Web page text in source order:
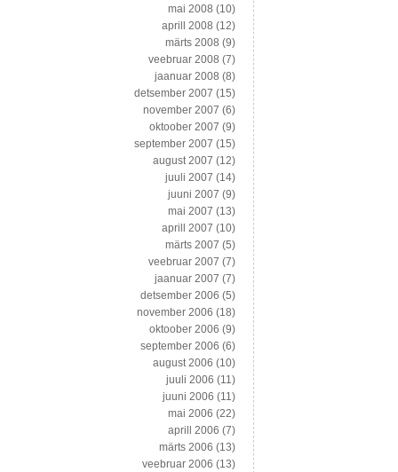
mai 2008 (10)
aprill 2008 (12)
märts 2008 (9)
veebruar 2008 (7)
jaanuar 2008 (8)
detsember 2007 (15)
november 2007 (6)
oktoober 2007 (9)
september 2007 (15)
august 2007 (12)
juuli 2007 (14)
juuni 2007 (9)
mai 2007 (13)
aprill 2007 (10)
märts 2007 (5)
veebruar 2007 (7)
jaanuar 2007 (7)
detsember 2006 (5)
november 2006 (18)
oktoober 2006 (9)
september 2006 (6)
august 2006 (10)
juuli 2006 (11)
juuni 2006 (11)
mai 2006 (22)
aprill 2006 (7)
märts 2006 (13)
veebruar 2006 (13)